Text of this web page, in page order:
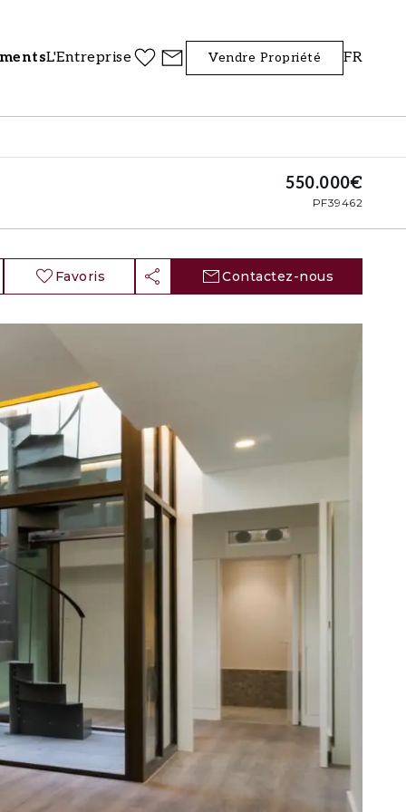
L'Entreprise Vendre Propriété FR
550.000€
PF39462
Favoris Contactez-nous